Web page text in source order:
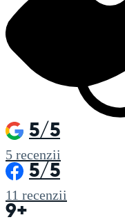
5/5
5 recenzii
5/5
11 recenzii
9+